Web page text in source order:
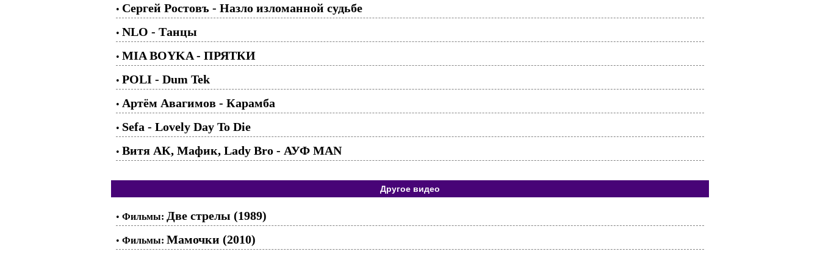
• Сергей Ростовъ - Назло изломанной судьбе
• NLO - Танцы
• MIA BOYKA - ПРЯТКИ
• POLI - Dum Tek
• Артём Авагимов - Карамба
• Sefa - Lovely Day To Die
• Витя АК, Мафик, Lady Bro - АУФ МАN
Другое видео
• Фильмы: Две стрелы (1989)
• Фильмы: Мамочки (2010)